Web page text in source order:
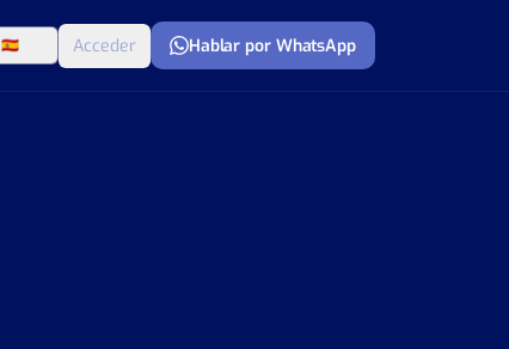
🇪🇸ES Acceder Hablar por WhatsApp